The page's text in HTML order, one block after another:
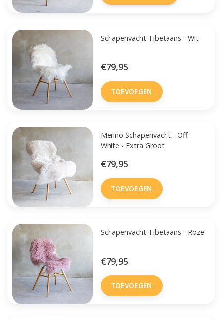
Schapenvacht Tibetaans - Wit
€79,95
TOEVOEGEN
Merino Schapenvacht - Off-
White - Extra Groot
€79,95
TOEVOEGEN
Schapenvacht Tibetaans - Roze
€79,95
TOEVOEGEN